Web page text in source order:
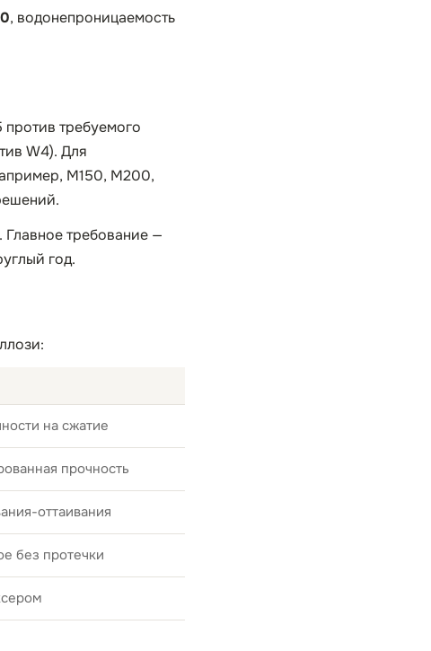
, водонепроницаемость
требуемого
W4). Для
М150, М200,
Главное требование —
год.
на сжатие
прочность
оттаивания
без протечки